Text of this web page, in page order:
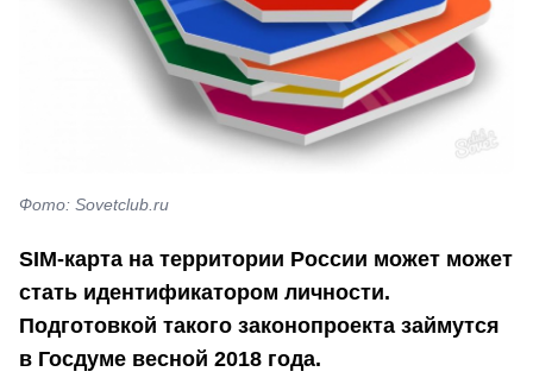
Фото: Sovetclub.ru
SIM-карта на территории России может может
стать идентификатором личности.
Подготовкой такого законопроекта займутся
в Госдуме весной 2018 года.